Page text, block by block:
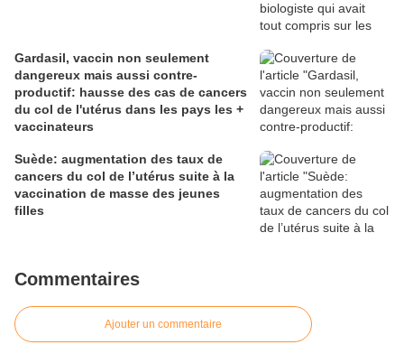
Gardasil, vaccin non seulement
dangereux mais aussi contre-
productif: hausse des cas de cancers
du col de l'utérus dans les pays les +
vaccinateurs
Suède: augmentation des taux de
cancers du col de l’utérus suite à la
vaccination de masse des jeunes
filles
Commentaires
Ajouter un commentaire